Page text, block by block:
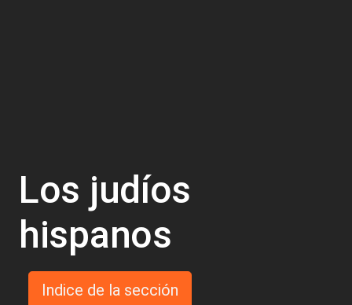
Los judíos
hispanos
Indice de la sección